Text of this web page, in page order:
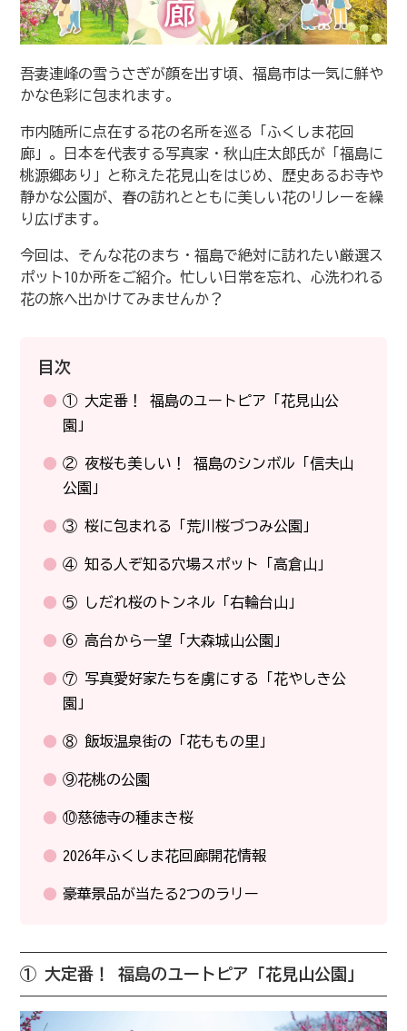
吾妻連峰の雪うさぎが顔を出す頃、福島市は一気に鮮や
かな色彩に包まれます。
市内随所に点在する花の名所を巡る「ふくしま花回
廊」。日本を代表する写真家・秋山庄太郎氏が「福島に
桃源郷あり」と称えた花見山をはじめ、歴史あるお寺や
静かな公園が、春の訪れとともに美しい花のリレーを繰
り広げます。
今回は、そんな花のまち・福島で絶対に訪れたい厳選ス
ポット10か所をご紹介。忙しい日常を忘れ、心洗われる
花の旅へ出かけてみませんか？
目次
① 大定番！ 福島のユートピア「花見山公
園」
② 夜桜も美しい！ 福島のシンボル「信夫山
公園」
③ 桜に包まれる「荒川桜づつみ公園」
④ 知る人ぞ知る穴場スポット「高倉山」
⑤ しだれ桜のトンネル「右輪台山」
⑥ 高台から一望「大森城山公園」
⑦ 写真愛好家たちを虜にする「花やしき公
園」
⑧ 飯坂温泉街の「花ももの里」
⑨花桃の公園
⑩慈徳寺の種まき桜
2026年ふくしま花回廊開花情報
豪華景品が当たる2つのラリー
① 大定番！ 福島のユートピア「花見山公園」